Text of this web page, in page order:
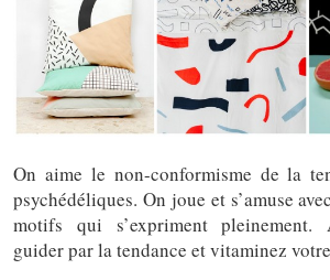
On aime le non-conformisme de la
psychédéliques. On joue et s’amuse
motifs qui s’expriment pleinement.
guider par la tendance et vitaminez